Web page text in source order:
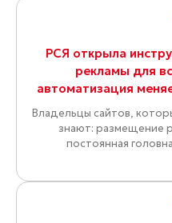
РСЯ открыла
рекламы для
автоматизация
Владельцы сайтов,
знают: размещение
постоянная